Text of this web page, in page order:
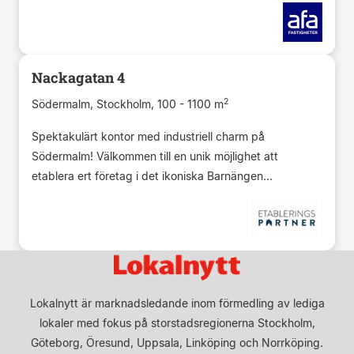
Nackagatan 4
Södermalm, Stockholm, 100 - 1100 m2
Spektakulärt kontor med industriell charm på
Södermalm! Välkommen till en unik möjlighet att
etablera ert företag i det ikoniska Barnängen...
Lokalnytt är marknadsledande inom förmedling av lediga
lokaler med fokus på storstadsregionerna Stockholm,
Göteborg, Öresund, Uppsala, Linköping och Norrköping.